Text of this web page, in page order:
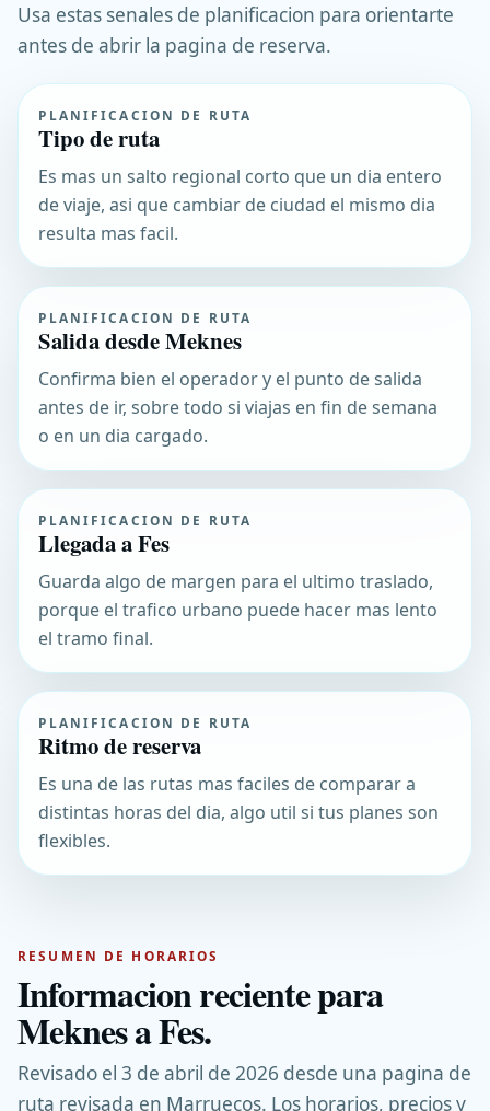
Usa estas senales de planificacion para orientarte
antes de abrir la pagina de reserva.
PLANIFICACION DE RUTA
Tipo de ruta
Es mas un salto regional corto que un dia entero
de viaje, asi que cambiar de ciudad el mismo dia
resulta mas facil.
PLANIFICACION DE RUTA
Salida desde Meknes
Confirma bien el operador y el punto de salida
antes de ir, sobre todo si viajas en fin de semana
o en un dia cargado.
PLANIFICACION DE RUTA
Llegada a Fes
Guarda algo de margen para el ultimo traslado,
porque el trafico urbano puede hacer mas lento
el tramo final.
PLANIFICACION DE RUTA
Ritmo de reserva
Es una de las rutas mas faciles de comparar a
distintas horas del dia, algo util si tus planes son
flexibles.
RESUMEN DE HORARIOS
Informacion reciente para
Meknes a Fes.
Revisado el 3 de abril de 2026 desde una pagina de
ruta revisada en Marruecos. Los horarios, precios y